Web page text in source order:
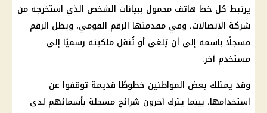
يرتبط كل خط هاتف محمول ببيانات الشخص الذي استخرجه من
شركة الاتصالات، وفي مقدمتها الرقم القومي، ويظل الرقم
مسجلًا باسمه إلى أن يُلغى أو تُنقل ملكيته رسميًا إلى
مستخدم آخر.
وقد يمتلك بعض المواطنين خطوطًا قديمة توقفوا عن
استخدامها، بينما يترك آخرون شرائح مسجلة بأسمائهم لدى